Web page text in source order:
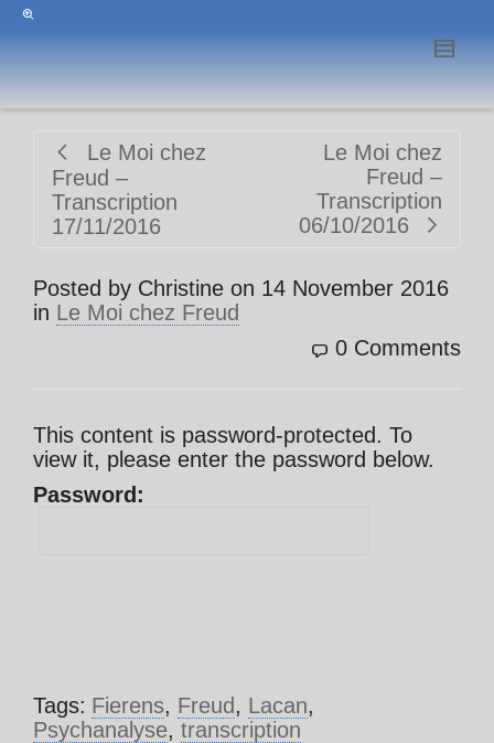
Le Moi chez
Freud –
Transcription
17/11/2016
Le Moi chez
Freud –
Transcription
06/10/2016
Posted by Christine on 14 November 2016
in Le Moi chez Freud
0 Comments
This content is password-protected. To
view it, please enter the password below.
Password:
Tags: Fierens, Freud, Lacan,
Psychanalyse, transcription